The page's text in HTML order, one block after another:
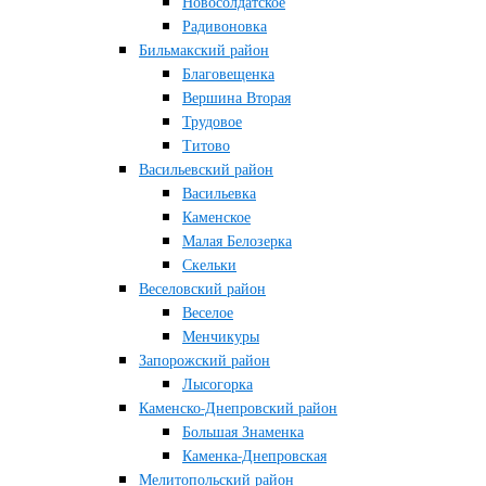
Радивоновка
Бильмакский район
Благовещенка
Вершина Вторая
Трудовое
Титово
Васильевский район
Васильевка
Каменское
Малая Белозерка
Скельки
Веселовский район
Веселое
Менчикуры
Запорожский район
Лысогорка
Каменско-Днепровский район
Большая Знаменка
Каменка-Днепровская
Мелитопольский район